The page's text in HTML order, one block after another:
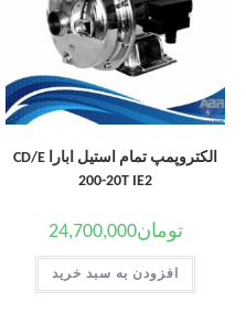
الکتروپمپ تمام استیل ابارا CD/E
200-20T IE2
تومان24,700,000
افزودن به سبد خرید